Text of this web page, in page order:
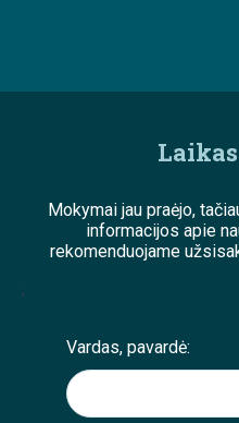
Mokymai jau praėjo,
informacijos apie
rekomenduojame
;
Vardas, pavardė: